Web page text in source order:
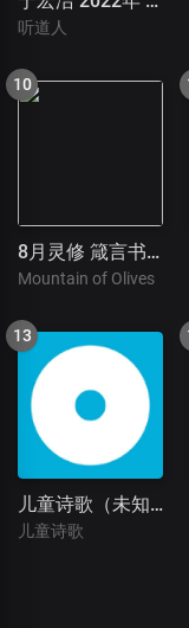
听道人
8月灵修 箴言书的智慧
Mountain of Olives
儿童诗歌（未知）
儿童诗歌